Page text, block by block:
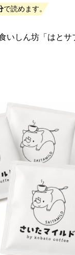
で読めます。
いしん坊「はとサ